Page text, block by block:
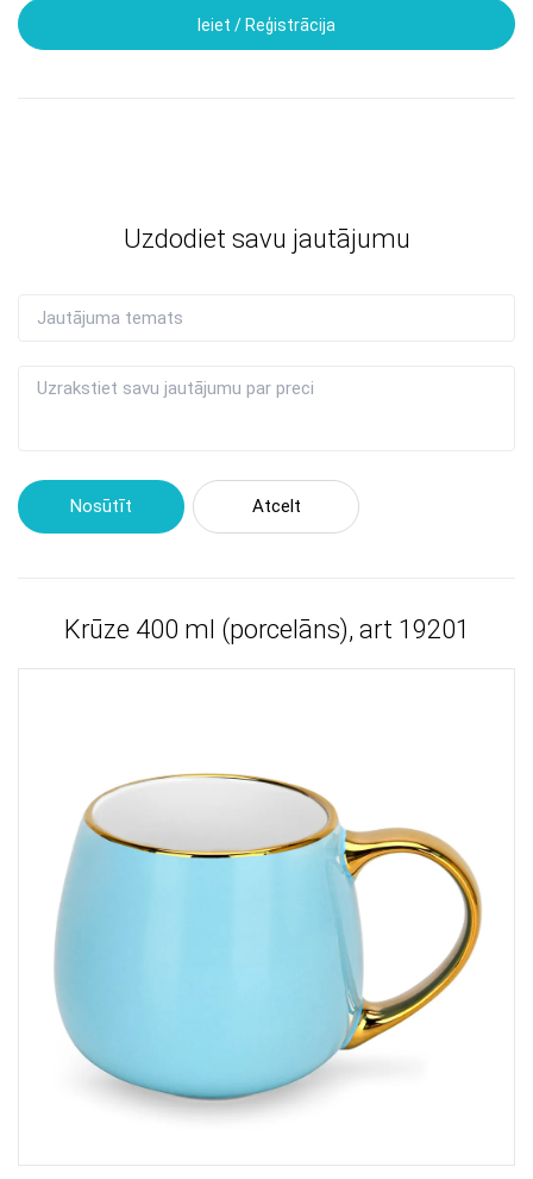
Ieiet / Reģistrācija
Uzdodiet savu jautājumu
Nosūtīt Atcelt
Krūze 400 ml (porcelāns), art 19201